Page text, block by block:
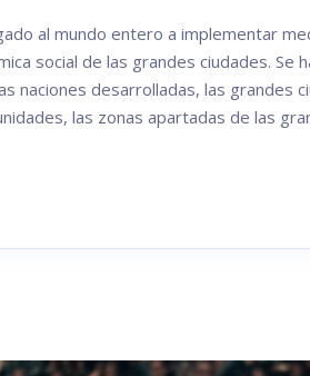
al mundo entero a implementar
social de las grandes ciudades. Se
naciones desarrolladas, las grandes
las zonas apartadas de las